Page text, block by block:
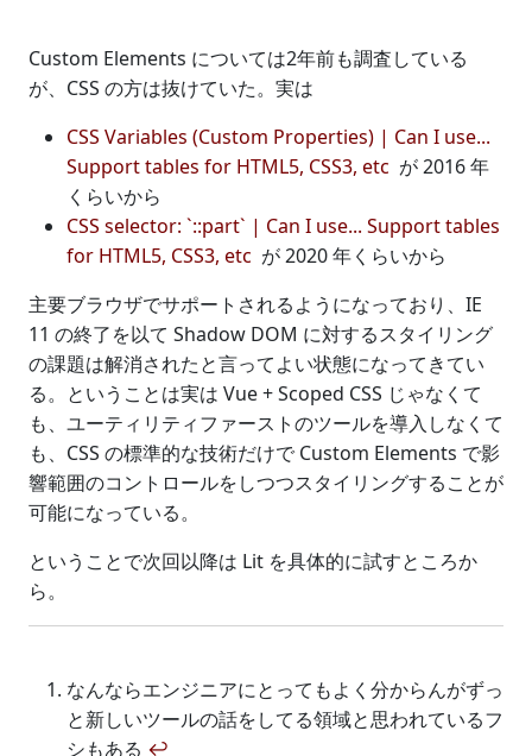
Custom Elements については2年前も調査している
が、CSS の方は抜けていた。実は
CSS Variables (Custom Properties) | Can I use...
Support tables for HTML5, CSS3, etc が 2016 年
くらいから
CSS selector: `::part` | Can I use... Support tables
for HTML5, CSS3, etc が 2020 年くらいから
主要ブラウザでサポートされるようになっており、IE
11 の終了を以て Shadow DOM に対するスタイリング
の課題は解消されたと言ってよい状態になってきてい
る。ということは実は Vue + Scoped CSS じゃなくて
も、ユーティリティファーストのツールを導入しなくて
も、CSS の標準的な技術だけで Custom Elements で影
響範囲のコントロールをしつつスタイリングすることが
可能になっている。
ということで次回以降は Lit を具体的に試すところか
ら。
なんならエンジニアにとってもよく分からんがずっ
と新しいツールの話をしてる領域と思われているフ
シもある ↩